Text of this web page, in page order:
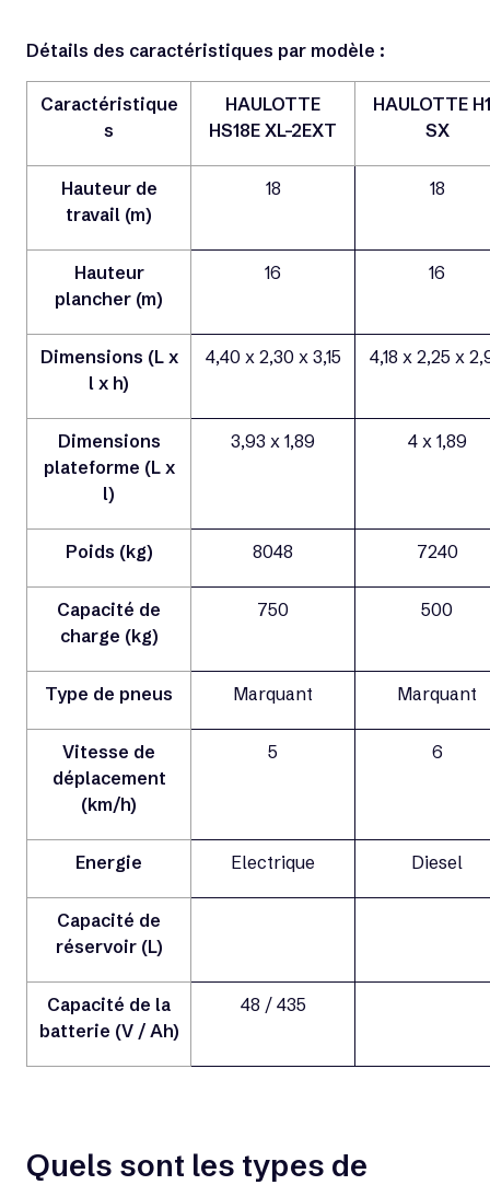
Détails des caractéristiques par modèle :
Caractéristique
s
HAULOTTE
HS18E XL-2EXT
HAULOTTE
SX
Hauteur de
travail (m)
18 18
Hauteur
plancher (m)
16 16
Dimensions (L x
l x h)
4,40 x 2,30 x 3,15 4,18 x 2,25 x
Dimensions
plateforme (L x
l)
3,93 x 1,89 4 x 1,89
Poids (kg) 8048 7240
Capacité de
charge (kg)
750 500
Type de pneus Marquant Marquant
Vitesse de
déplacement
(km/h)
5 6
Energie Electrique Diesel
Capacité de
réservoir (L)
Capacité de la
batterie (V / Ah)
48 / 435
Quels sont les types de